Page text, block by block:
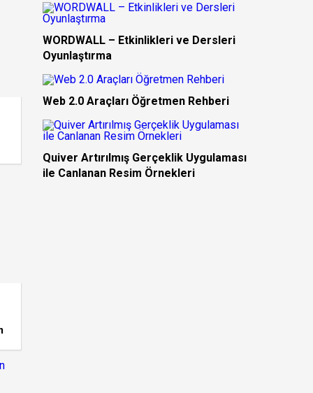
WORDWALL – Etkinlikleri ve Dersleri
Oyunlaştırma
Web 2.0 Araçları Öğretmen Rehberi
Quiver Artırılmış Gerçeklik Uygulaması
ile Canlanan Resim Örnekleri